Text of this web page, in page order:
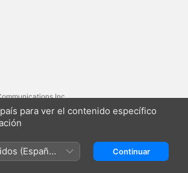
Inc.
para ver el contenido específico
(Español
Continuar